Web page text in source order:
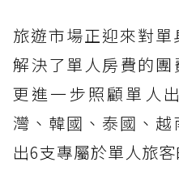
旅遊市場正迎來對單
解決了單人房費的團
更進一步照顧單人
灣、韓國、泰國、
出6支專屬於單人旅